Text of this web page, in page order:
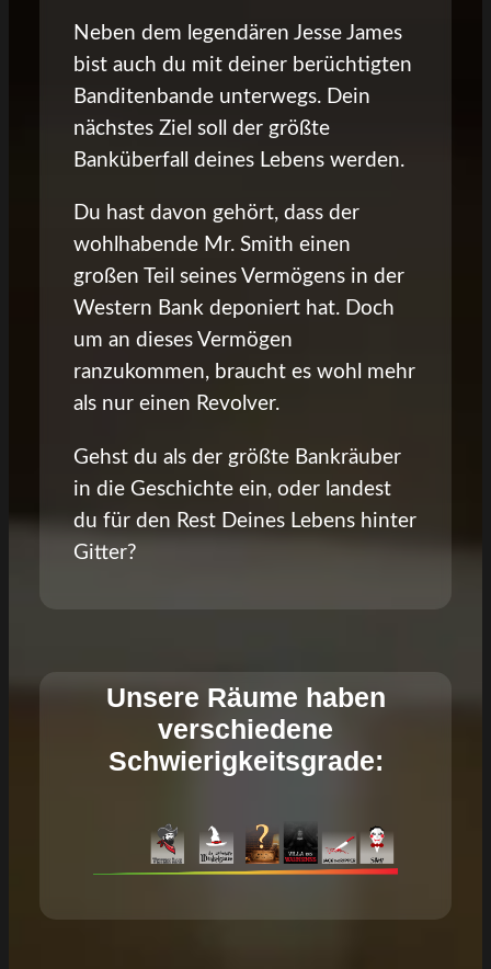
Neben dem legendären Jesse James
bist auch du mit deiner berüchtigten
Banditenbande unterwegs. Dein
nächstes Ziel soll der größte
Banküberfall deines Lebens werden.
Du hast davon gehört, dass der
wohlhabende Mr. Smith einen
großen Teil seines Vermögens in der
Western Bank deponiert hat. Doch
um an dieses Vermögen
ranzukommen, braucht es wohl mehr
als nur einen Revolver.
Gehst du als der größte Bankräuber
in die Geschichte ein, oder landest
du für den Rest Deines Lebens hinter
Gitter?
Unsere Räume haben
verschiedene
Schwierigkeitsgrade: